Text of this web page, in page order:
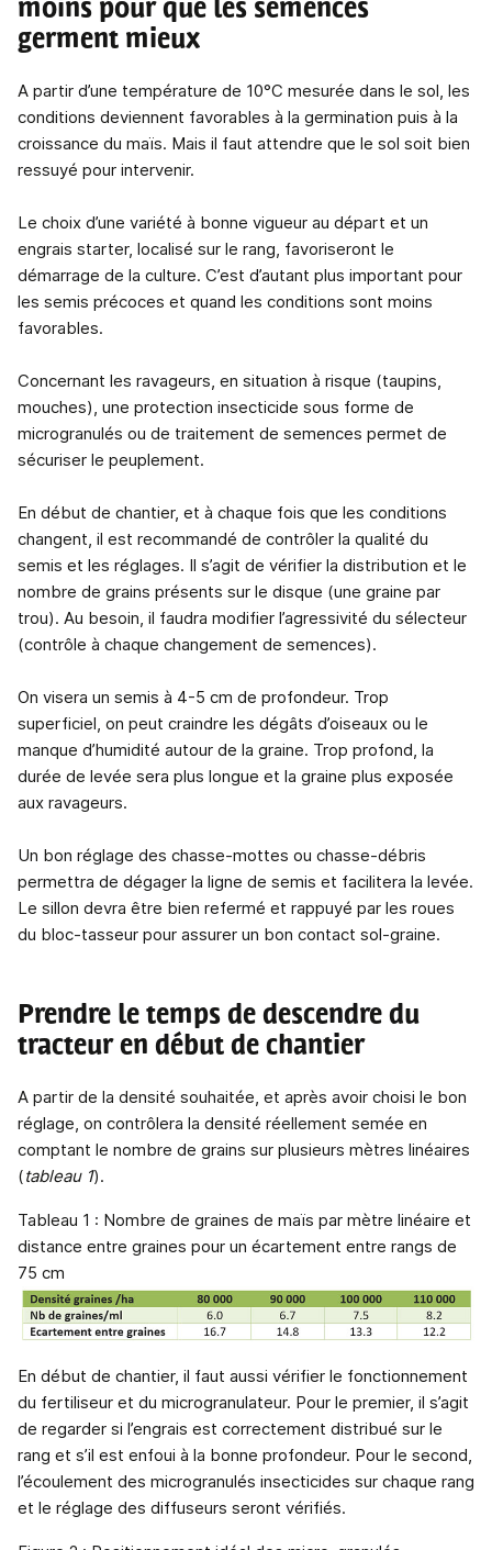
moins pour que les semences
germent mieux
A partir d’une température de 10°C mesurée dans le sol, les
conditions deviennent favorables à la germination puis à la
croissance du maïs. Mais il faut attendre que le sol soit bien
ressuyé pour intervenir.
Le choix d’une variété à bonne vigueur au départ et un
engrais starter, localisé sur le rang, favoriseront le
démarrage de la culture. C’est d’autant plus important pour
les semis précoces et quand les conditions sont moins
favorables.
Concernant les ravageurs, en situation à risque (taupins,
mouches), une protection insecticide sous forme de
microgranulés ou de traitement de semences permet de
sécuriser le peuplement.
En début de chantier, et à chaque fois que les conditions
changent, il est recommandé de contrôler la qualité du
semis et les réglages. Il s’agit de vérifier la distribution et le
nombre de grains présents sur le disque (une graine par
trou). Au besoin, il faudra modifier l’agressivité du sélecteur
(contrôle à chaque changement de semences).
On visera un semis à 4-5 cm de profondeur. Trop
superficiel, on peut craindre les dégâts d’oiseaux ou le
manque d’humidité autour de la graine. Trop profond, la
durée de levée sera plus longue et la graine plus exposée
aux ravageurs.
Un bon réglage des chasse-mottes ou chasse-débris
permettra de dégager la ligne de semis et facilitera la levée.
Le sillon devra être bien refermé et rappuyé par les roues
du bloc-tasseur pour assurer un bon contact sol-graine.
Prendre le temps de descendre du
tracteur en début de chantier
A partir de la densité souhaitée, et après avoir choisi le bon
réglage, on contrôlera la densité réellement semée en
comptant le nombre de grains sur plusieurs mètres linéaires
(tableau 1).
Tableau 1 : Nombre de graines de maïs par mètre linéaire et
distance entre graines pour un écartement entre rangs de
75 cm
En début de chantier, il faut aussi vérifier le fonctionnement
du fertiliseur et du microgranulateur. Pour le premier, il s’agit
de regarder si l’engrais est correctement distribué sur le
rang et s’il est enfoui à la bonne profondeur. Pour le second,
l’écoulement des microgranulés insecticides sur chaque rang
et le réglage des diffuseurs seront vérifiés.